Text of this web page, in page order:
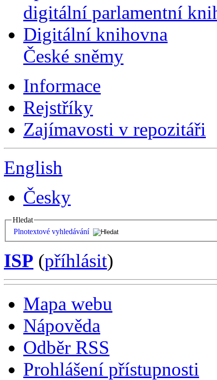
digitální parlamentní
Digitální knihovna
České sněmy
Informace
Rejstříky
Zajímavosti v repozitáři
English
Česky
Hledat
Plnotextové vyhledávání
ISP (příhlásit)
Mapa webu
Nápověda
Odběr RSS
Prohlášení přístupnosti